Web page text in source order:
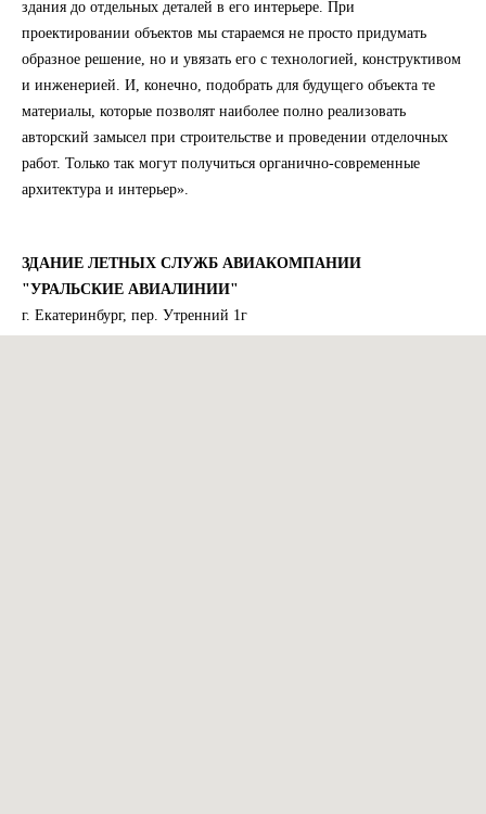
здания до отдельных деталей в его интерьере. При
проектировании объектов мы стараемся не просто придумать
образное решение, но и увязать его с технологией, конструктивом
и инженерией. И, конечно, подобрать для будущего объекта те
материалы, которые позволят наиболее полно реализовать
авторский замысел при строительстве и проведении отделочных
работ. Только так могут получиться органично-современные
архитектура и интерьер».
ЗДАНИЕ ЛЕТНЫХ СЛУЖБ АВИАКОМПАНИИ
"УРАЛЬСКИЕ АВИАЛИНИИ"
г. Екатеринбург, пер. Утренний 1г